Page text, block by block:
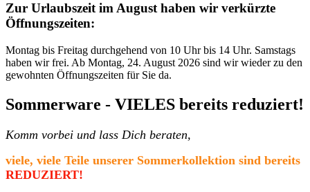
Zur Urlaubszeit im August haben wir verkürzte
Öffnungszeiten:
Montag bis Freitag durchgehend von 10 Uhr bis 14 Uhr. Samstags
haben wir frei. Ab Montag, 24. August 2026 sind wir wieder zu den
gewohnten Öffnungszeiten für Sie da.
Sommerware - VIELES bereits reduziert!
Komm vorbei und lass Dich beraten,
viele, viele Teile unserer Sommerkollektion sind bereits
REDUZIERT!